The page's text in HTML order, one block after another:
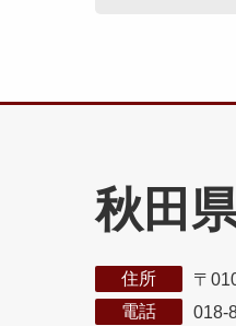
秋田
住所
〒
電話
018-